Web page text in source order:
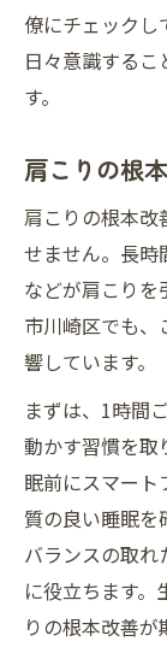
僚にチェックし
日々意識する
す。
肩こりの根
肩こりの根本改
せません。長時
などが肩こりを
市川崎区でも
響しています。
まずは、1時間
動かす習慣を取
眠前にスマート
質の良い睡眠を
バランスの取
に役立ちます。
りの根本改善が